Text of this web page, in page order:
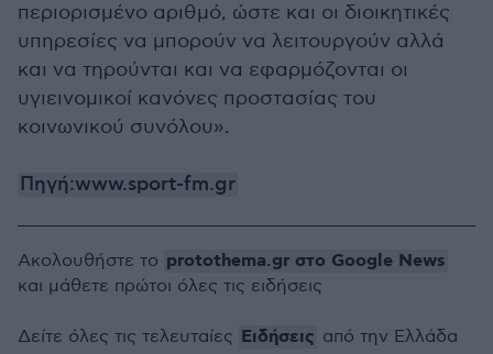
περιορισμένο αριθμό, ώστε και οι διοικητικές
υπηρεσίες να μπορούν να λειτουργούν αλλά
και να τηρούνται και να εφαρμόζονται οι
υγιεινομικοί κανόνες προστασίας του
κοινωνικού συνόλου».
Πηγή:www.sport-fm.gr
Ακολουθήστε το protothema.gr στο Google News
και μάθετε πρώτοι όλες τις ειδήσεις
Δείτε όλες τις τελευταίες Ειδήσεις από την Ελλάδα